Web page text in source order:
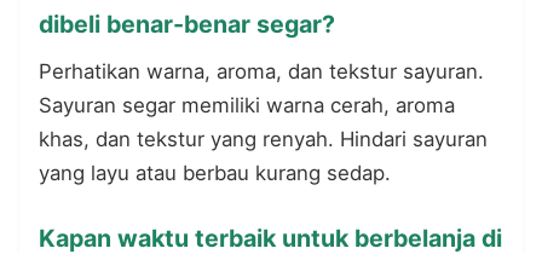
dibeli benar-benar segar?
Perhatikan warna, aroma, dan tekstur sayuran.
Sayuran segar memiliki warna cerah, aroma
khas, dan tekstur yang renyah. Hindari sayuran
yang layu atau berbau kurang sedap.
Kapan waktu terbaik untuk berbelanja di